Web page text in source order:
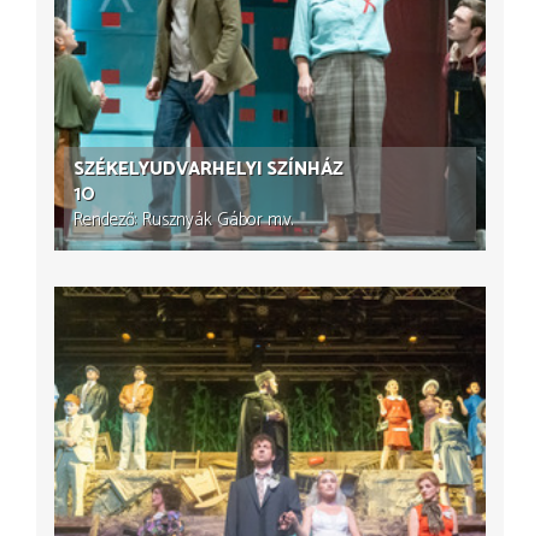
SZÉKELYUDVARHELYI SZÍNHÁZ
10
Rendező Rusznyák Gáborm.v.